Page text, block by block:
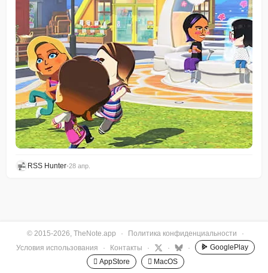
RSS Hunter•28 апр.
© 2015-2026, TheNote.app · Политика конфиденциальности
·
Условия использования
· Контакты · · ·
GooglePlay
 AppStore
 MacOS